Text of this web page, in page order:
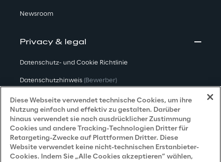
Newsroom
Privacy & legal
Datenschutz- und Cookie Richtlinie
Datenschutzhinweis (Bewerber)
Datenschutzhinweis(Kunden)
Datenschutzhinweis (Dienstleister)
Datenschutzhinweis (Marketing)
Grundsatzerklärung - LKSG(Deutschland)
Diese Webseite verwendet technische Cookies, um ihre
Nutzung einfach und effektiv zu gestalten. Darüber
hinaus verwendet sie nach ausdrücklicher Zustimmung
Cookies und andere Tracking-Technologien Dritter für
Retargeting-Zwecke auf Plattformen Dritter. Diese
Website verwendet keine nicht-technischen Erstanbieter-
Cookies. Indem Sie „Alle Cookies akzeptieren“ wählen,